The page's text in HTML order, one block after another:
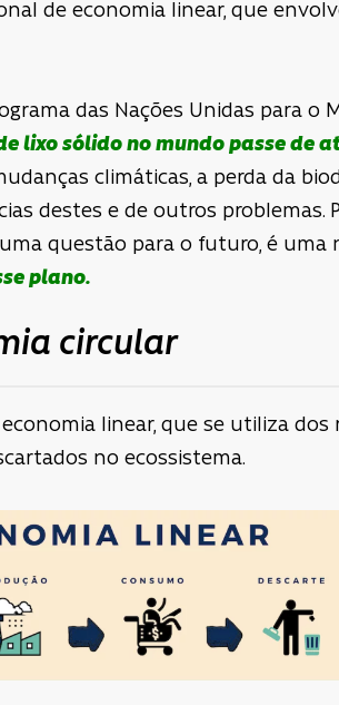
de economia linear, que
das Nações Unidas para o
lixo sólido no mundo passe de
climáticas, a perda da
destes e de outros problemas.
questão para o futuro, é uma
plano.
circular
linear, que se utiliza
no ecossistema.